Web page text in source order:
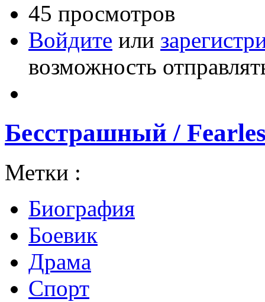
45 просмотров
Войдите или
возможность
Бесстрашный /
Метки :
Биография
Боевик
Драма
Спорт